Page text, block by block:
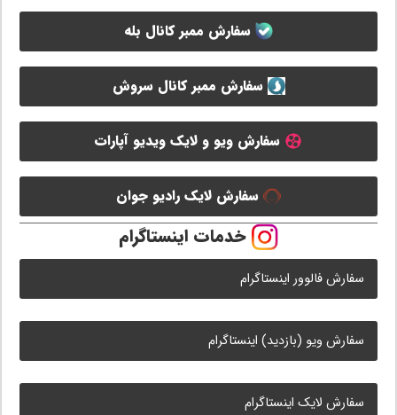
سفارش ممبر کانال بله
سفارش ممبر کانال سروش
سفارش ویو و لایک ویدیو آپارات
سفارش لایک رادیو جوان
خدمات اینستاگرام
سفارش فالوور اینستاگرام
سفارش ویو (بازدید) اینستاگرام
سفارش لایک اینستاگرام